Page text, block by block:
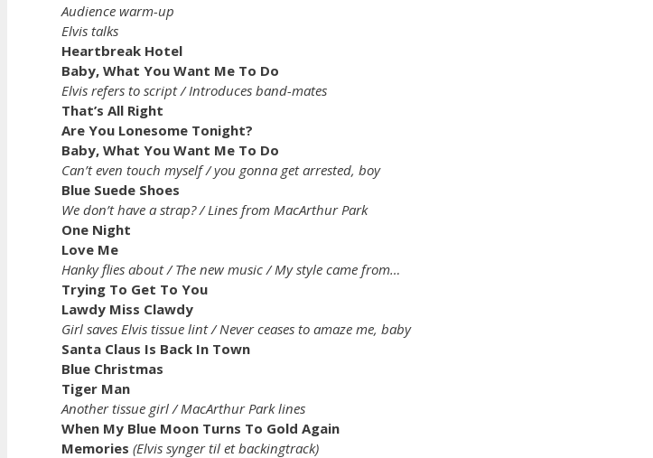
Audience warm-up
Elvis talks
Heartbreak Hotel
Baby, What You Want Me To Do
Elvis refers to script / Introduces band-mates
That’s All Right
Are You Lonesome Tonight?
Baby, What You Want Me To Do
Can’t even touch myself / you gonna get arrested, boy
Blue Suede Shoes
We don’t have a strap? / Lines from MacArthur Park
One Night
Love Me
Hanky flies about / The new music / My style came from…
Trying To Get To You
Lawdy Miss Clawdy
Girl saves Elvis tissue lint / Never ceases to amaze me, baby
Santa Claus Is Back In Town
Blue Christmas
Tiger Man
Another tissue girl / MacArthur Park lines
When My Blue Moon Turns To Gold Again
Memories (Elvis synger til et backingtrack)